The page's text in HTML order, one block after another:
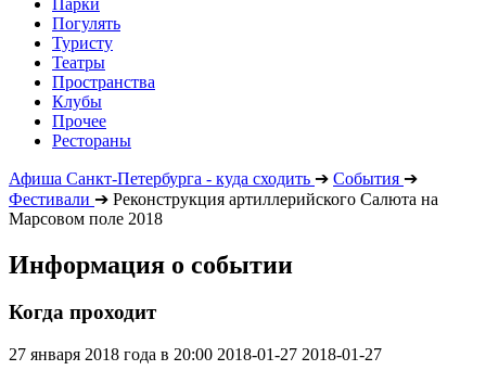
Погулять
Туристу
Театры
Пространства
Клубы
Прочее
Рестораны
Афиша Санкт-Петербурга - куда сходить ➔ События ➔
Фестивали ➔ Реконструкция артиллерийского Салюта на
Марсовом поле 2018
Информация о событии
Когда проходит
27 января 2018 года в 20:00 2018-01-27 2018-01-27